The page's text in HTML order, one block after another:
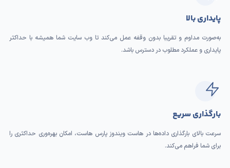
پایداری بالا
به‌صورت مداوم و تقریبا بدون وقفه عمل می‌کند تا وب سایت شما همیشه با حداکثر
پایداری و عملکرد مطلوب در دسترس باشد.
بارگذاری سریع
سرعت بالای بارگذاری داده‌ها در هاست ویندوز پارس هاست، امکان بهره‌وری حداکثری را
برای شما فراهم می‌کند.